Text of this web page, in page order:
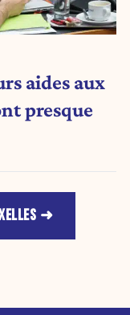
aides aux
presque